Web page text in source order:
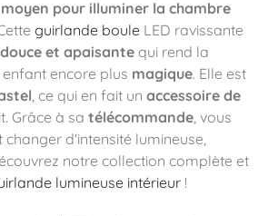
moyen pour illuminer la chambre
guirlande boule LED ravissante
et apaisantequi rend la
encore plus magique. Elle est
, ce qui en fait un accessoire de
Grâce à sa télécommande, vous
d'intensité lumineuse,
notre collection complète et
lumineuse intérieur !